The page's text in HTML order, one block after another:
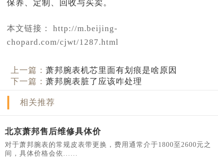
本文链接： http://m.beijing-
chopard.com/cjwt/1287.html
上一篇：萧邦腕表机芯里面有划痕是啥原因
下一篇：萧邦腕表脏了应该咋处理
相关推荐
北京萧邦售后维修具体价
对于萧邦腕表的常规皮表带更换，费用通常介于1800至2600元之
间，具体价格会依......